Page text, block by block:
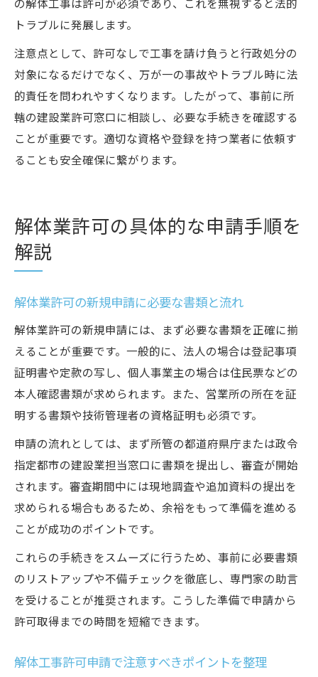
トラブルに発展します。
注意点として、許可なしで工事を請け負うと行政処分の
対象になるだけでなく、万が一の事故やトラブル時に法
的責任を問われやすくなります。したがって、事前に所
轄の建設業許可窓口に相談し、必要な手続きを確認する
ことが重要です。適切な資格や登録を持つ業者に依頼す
ることも安全確保に繋がります。
解体業許可の具体的な申請手順を
解説
解体業許可の新規申請に必要な書類と流れ
解体業許可の新規申請には、まず必要な書類を正確に揃
えることが重要です。一般的に、法人の場合は登記事項
証明書や定款の写し、個人事業主の場合は住民票などの
本人確認書類が求められます。また、営業所の所在を証
明する書類や技術管理者の資格証明も必須です。
申請の流れとしては、まず所管の都道府県庁または政令
指定都市の建設業担当窓口に書類を提出し、審査が開始
されます。審査期間中には現地調査や追加資料の提出を
求められる場合もあるため、余裕をもって準備を進める
ことが成功のポイントです。
これらの手続きをスムーズに行うため、事前に必要書類
のリストアップや不備チェックを徹底し、専門家の助言
を受けることが推奨されます。こうした準備で申請から
許可取得までの時間を短縮できます。
解体工事許可申請で注意すべきポイントを整理